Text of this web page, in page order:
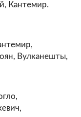
Кантемир.
Вулканешты,